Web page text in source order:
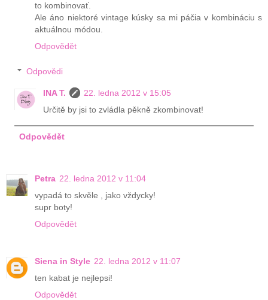
to kombinovať.
Ale áno niektoré vintage kúsky sa mi páčia v kombináciu s
aktuálnou módou.
Odpovědět
Odpovědi
INA T.
22. ledna 2012 v 15:05
Určitě by jsi to zvládla pěkně zkombinovat!
Odpovědět
Petra 22. ledna 2012 v 11:04
vypadá to skvěle , jako vždycky!
supr boty!
Odpovědět
Siena in Style 22. ledna 2012 v 11:07
ten kabat je nejlepsi!
Odpovědět